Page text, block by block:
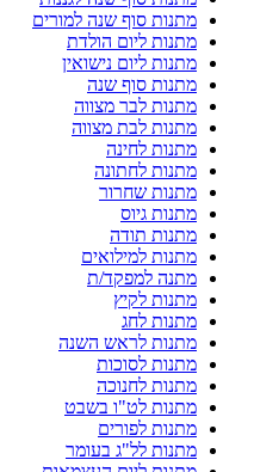
מתנות סוף שנה למורים
מתנות ליום הולדת
מתנות ליום נישואין
מתנות סוף שנה
מתנות לבר מצווה
מתנות לבת מצווה
מתנות לחינה
מתנות לחתונה
מתנות שחרור
מתנות גיוס
מתנות תודה
מתנות למילואים
מתנה למפקד/ת
מתנות לקיץ
מתנות לחג
מתנות לראש השנה
מתנות לסוכות
מתנות לחנוכה
מתנות לט"ו בשבט
מתנות לפורים
מתנות לל"ג בעומר